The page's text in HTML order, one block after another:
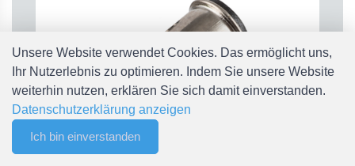
Filter Merkliste
Unsere Website verwendet Cookies. Das ermöglicht uns,
Ihr Nutzerlebnis zu optimieren. Indem Sie unsere Website
weiterhin nutzen, erklären Sie sich damit einverstanden.
Datenschutzerklärung anzeigen
Ich bin einverstanden